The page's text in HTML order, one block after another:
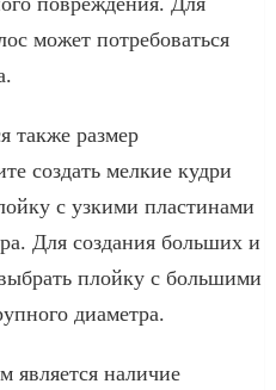
может потребоваться
также размер
создать мелкие кудри
с узкими пластинами
Для создания больших и
плойку с большими
диаметра.
является наличие